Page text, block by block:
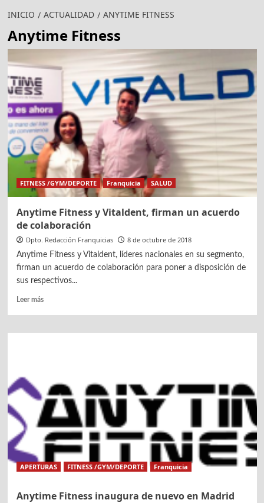
INICIO ACTUALIDAD ANYTIME FITNESS
Anytime Fitness
FITNESS /GYM/DEPORTE Franquicia SALUD
Anytime Fitness y Vitaldent, firman un acuerdo
de colaboración
Dpto. Redacción Franquicias 8 de octubre de 2018
Anytime Fitness y Vitaldent, líderes nacionales en su segmento,
firman un acuerdo de colaboración para poner a disposición de
sus respectivos...
Leer másLeer
Anytime
un
acuerdo
de
colaboración
APERTURAS FITNESS /GYM/DEPORTE Franquicia
Anytime Fitness inaugura de nuevo en Madrid